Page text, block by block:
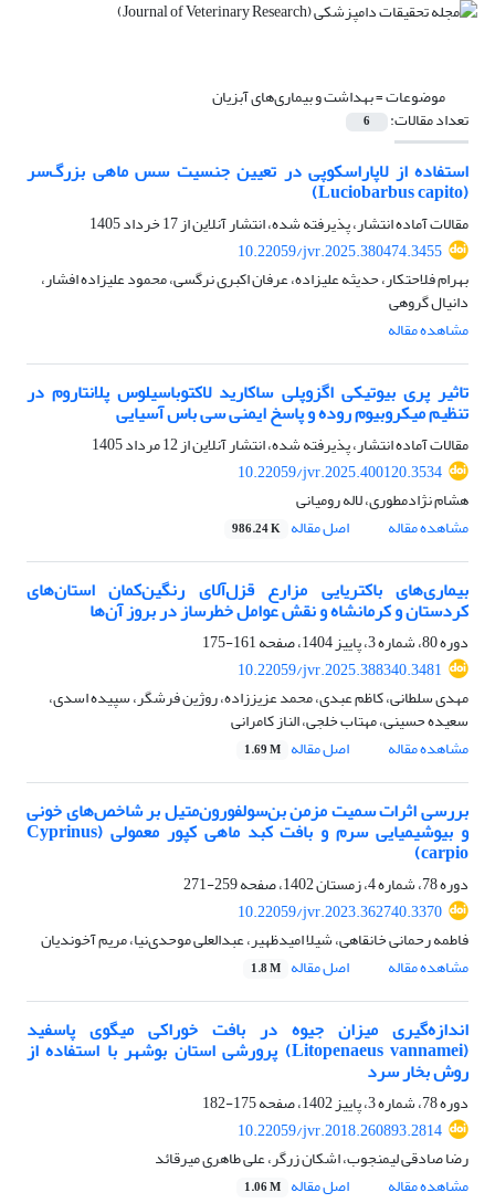
موضوعات =بهداشت و بیماری‌های آبزیان
تعداد مقالات: 6
استفاده از لاپاراسکوپی در تعیین جنسیت سس ماهی بزرگ‌سر
(Luciobarbus capito)
مقالات آماده انتشار، پذیرفته شده، انتشار آنلاین از17 خرداد 1405
10.22059/jvr.2025.380474.3455
بهرام فلاحتکار، حدیثه علیزاده، عرفان اکبری نرگسی، محمود علیزاده افشار،
دانیال گروهی
مشاهده مقاله
تاثیر پری بیوتیکی اگزوپلی ساکارید لاکتوباسیلوس پلانتاروم در
تنظیم میکروبیوم روده و پاسخ ایمنی سی باس آسیایی
مقالات آماده انتشار، پذیرفته شده، انتشار آنلاین از12 مرداد 1405
10.22059/jvr.2025.400120.3534
هشام نژادمطوری، لاله رومیانی
مشاهده مقاله
اصل مقاله 986.24 K
بیماری‌های باکتریایی مزارع قزل‌آلای رنگین‌کمان استان‌های
کردستان و کرمانشاه و نقش عوامل خطر‌ساز در بروز آن‌ها
دوره 80، شماره 3، پاییز 1404، صفحه
161-175
10.22059/jvr.2025.388340.3481
مهدی سلطانی، کاظم عبدی، محمد عزیززاده، روژین فرشگر، سپیده اسدی،
سعیده حسینی، مهتاب خلجی، الناز کامرانی
مشاهده مقاله
اصل مقاله 1.69 M
بررسی اثرات سمیت مزمن بن‌سولفورون‌متیل بر شاخص‌های خونی
و بیوشیمیایی سرم و بافت‌ کبد ماهی کپور معمولی (Cyprinus
carpio)
دوره 78، شماره 4، زمستان 1402، صفحه
259-271
10.22059/jvr.2023.362740.3370
فاطمه رحمانی خانقاهی، شیلا امیدظهیر، عبدالعلی موحدی‌نیا، مریم آخوندیان
مشاهده مقاله
اصل مقاله 1.8 M
اندازه‌گیری میزان جیوه در بافت خوراکی میگوی پاسفید
(Litopenaeus vannamei) پرورشی استان بوشهر با استفاده از
روش بخار سرد
دوره 78، شماره 3، پاییز 1402، صفحه
175-182
10.22059/jvr.2018.260893.2814
رضا صادقی لیمنجوب، اشکان زرگر، علی طاهری میرقائد
مشاهده مقاله
اصل مقاله 1.06 M